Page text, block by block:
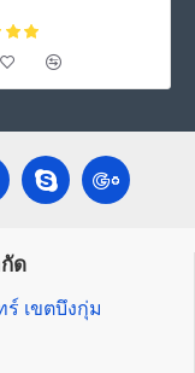
ด
เขตบึงกุ่ม